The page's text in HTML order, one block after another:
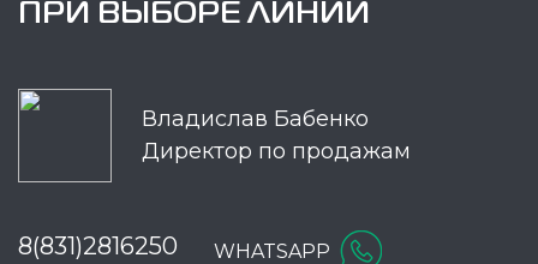
ПРИ ВЫБОРЕ ЛИНИИ
Владислав Бабенко
Директор по продажам
8(831)2816250 WHATSAPP